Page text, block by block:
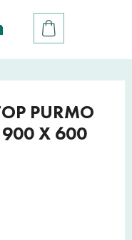
PURMO
900 X 600